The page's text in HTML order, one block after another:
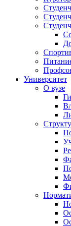
Университет
О вузе